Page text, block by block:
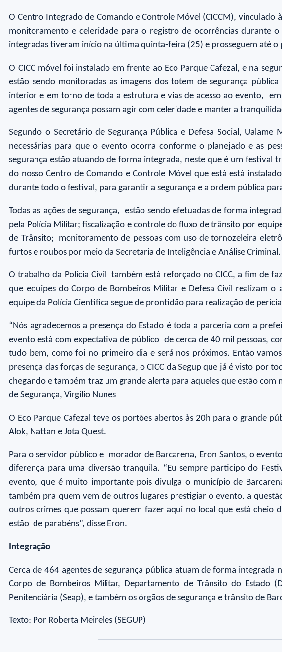
O Centro Integrado de Comando e Controle Móvel (CICCM), vinculado
monitoramento e celeridade para o registro de ocorrências durante o
integradas tiveram início na última quinta-feira (25) e prosseguem até
O CICC móvel foi instalado em frente ao Eco Parque Cafezal, e na
estão sendo monitoradas as imagens dos totem de segurança
interior e em torno de toda a estrutura e vias de acesso ao evento,
agentes de segurança possam agir com celeridade e manter a
Segundo o Secretário de Segurança Pública e Defesa Social,
necessárias para que o evento ocorra conforme o planejado e as
segurança estão atuando de forma integrada, neste que é um festival
do nosso Centro de Comando e Controle Móvel que está está
durante todo o festival, para garantir a segurança e a ordem pública
Todas as ações de segurança, estão sendo efetuadas de forma
pela Polícia Militar; fiscalização e controle do fluxo de trânsito por
de Trânsito; monitoramento de pessoas com uso de tornozeleira
furtos e roubos por meio da Secretaria de Inteligência e Análise Criminal.
O trabalho da Polícia Civil também está reforçado no CICC, a fim de
que equipes do Corpo de Bombeiros Militar e Defesa Civil realizam
equipe da Polícia Científica segue de prontidão para realização de
“Nós agradecemos a presença do Estado é toda a parceria com a
evento está com expectativa de público de cerca de 40 mil pessoas,
tudo bem, como foi no primeiro dia e será nos próximos. Então
presença das forças de segurança, o CICC da Segup que já é visto por
chegando e também traz um grande alerta para aqueles que estão
de Segurança, Virgílio Nunes
O Eco Parque Cafezal teve os portões abertos às 20h para o grande
Alok, Nattan e Jota Quest.
Para o servidor público e morador de Barcarena, Eron Santos, o
diferença para uma diversão tranquila. “Eu sempre participo do
evento, que é muito importante pois divulga o município de
também pra quem vem de outros lugares prestigiar o evento, a
outros crimes que possam querem fazer aqui no local que está cheio
estão de parabéns”, disse Eron.
Integração
Cerca de 464 agentes de segurança pública atuam de forma
Corpo de Bombeiros Militar, Departamento de Trânsito do Estado
Penitenciária (Seap), e também os órgãos de segurança e trânsito de
Texto: Por Roberta Meireles (SEGUP)
EronFoto
Foto
Foto
Foto
Foto
Foto